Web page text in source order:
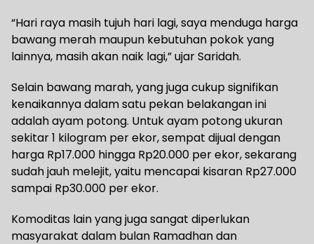
“Hari raya masih tujuh hari lagi, saya menduga harga
bawang merah maupun kebutuhan pokok yang
lainnya, masih akan naik lagi,” ujar Saridah.
Selain bawang marah, yang juga cukup signifikan
kenaikannya dalam satu pekan belakangan ini
adalah ayam potong. Untuk ayam potong ukuran
sekitar 1 kilogram per ekor, sempat dijual dengan
harga Rp17.000 hingga Rp20.000 per ekor, sekarang
sudah jauh melejit, yaitu mencapai kisaran Rp27.000
sampai Rp30.000 per ekor.
Komoditas lain yang juga sangat diperlukan
masyarakat dalam bulan Ramadhan dan